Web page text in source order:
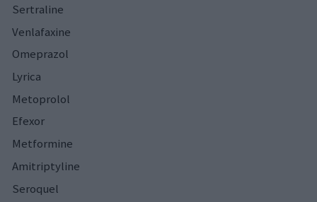
Sertraline
Venlafaxine
Omeprazol
Lyrica
Metoprolol
Efexor
Metformine
Amitriptyline
Seroquel